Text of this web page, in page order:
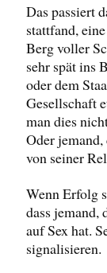
Das passiert
stattfand,
Berg voller
sehr spät ins
oder dem
Gesellschaft
man dies
Oder
von seiner
Wenn Erfolg
dass jemand,
auf Sex hat.
signalisieren.